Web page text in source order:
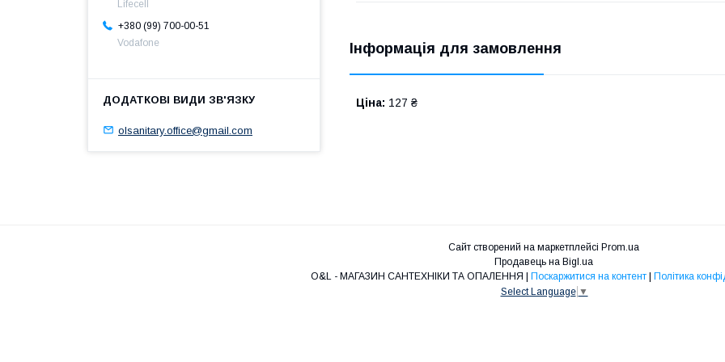
Інформація для замовлення
Ціна: 127 ₴
Lifecell
+380 (99) 700-00-51
Vodafone
olsanitary.office@gmail.com
Сайт створений на маркетплейсі Prom.ua
Продавець на Bigl.ua
Поскаржитися на контент
Політика
Select Language ▼